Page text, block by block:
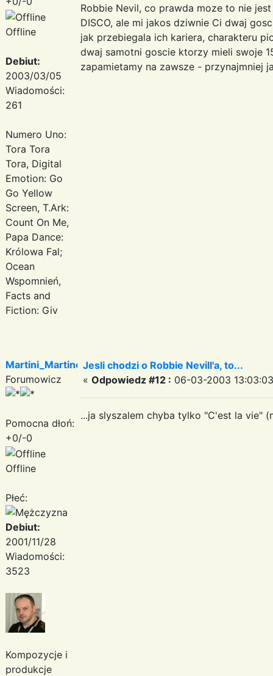
Offline
Debiut:
2003/03/05
Wiadomości:
261
Numero Uno:
Tora Tora
Tora, Digital
Emotion: Go
Go Yellow
Screen, T.Ark:
Count On Me,
Papa Dance:
Królowa Fal;
Ocean
Wspomnień,
Facts and
Fiction: Giv
Robbie Nevil, co prawda moze to nie
DISCO, ale mi jakos dziwnie Ci dwaj
jak przebiegala ich kariera, charakteru
dwaj samotni goscie ktorzy mieli swoje
zapamietamy na zawsze - przynajmniej
Martini_Martinez
Forumowicz
Pomocna dłoń:
+0/-0
Offline
Płeć:
Debiut:
2001/11/28
Wiadomości:
3523
Kompozycje i
produkcje
Jesli chodzi o Robbie Nevill'a, to...
« Odpowiedz #12 : 06-03-2003
...ja slyszalem chyba tylko "C'est la vie"